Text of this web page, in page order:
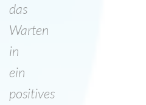
das
Warten
in
ein
positives